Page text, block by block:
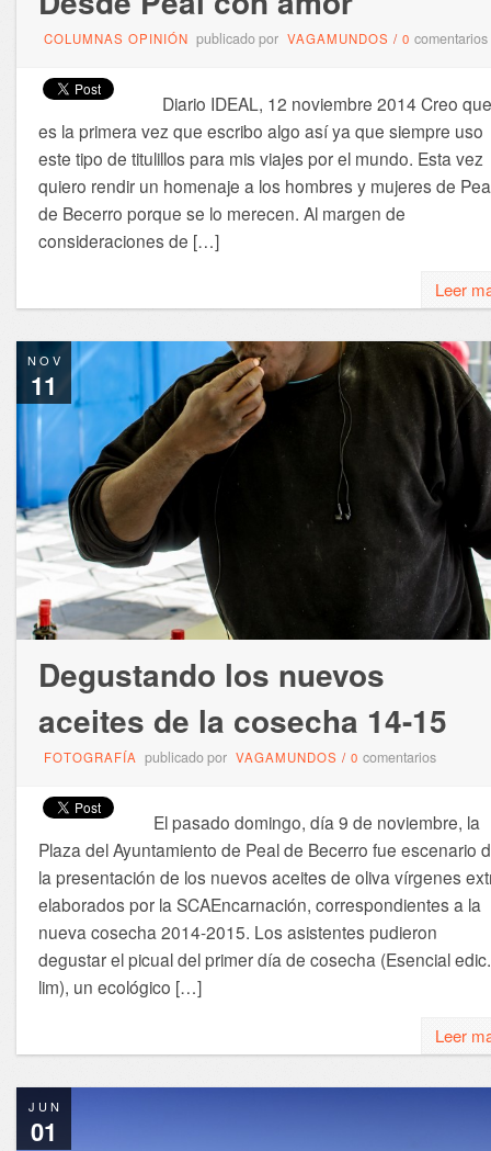
COLUMNAS OPINIÓN publicado por VAGAMUNDOS / 0 comentarios
Diario IDEAL, 12 noviembre 2014 Creo que
es la primera vez que escribo algo así ya que siempre uso
este tipo de titulillos para mis viajes por el mundo. Esta vez
quiero rendir un homenaje a los hombres y mujeres de
de Becerro porque se lo merecen. Al margen de
consideraciones de […]
Leer
NOV
11
Degustando los nuevos
aceites de la cosecha 14-15
FOTOGRAFÍA publicado por VAGAMUNDOS / 0 comentarios
El pasado domingo, día 9 de noviembre, la
Plaza del Ayuntamiento de Peal de Becerro fue escenario
la presentación de los nuevos aceites de oliva vírgenes
elaborados por la SCAEncarnación, correspondientes a la
nueva cosecha 2014-2015. Los asistentes pudieron
degustar el picual del primer día de cosecha (Esencial edic.
lim), un ecológico […]
Leer
JUN
01